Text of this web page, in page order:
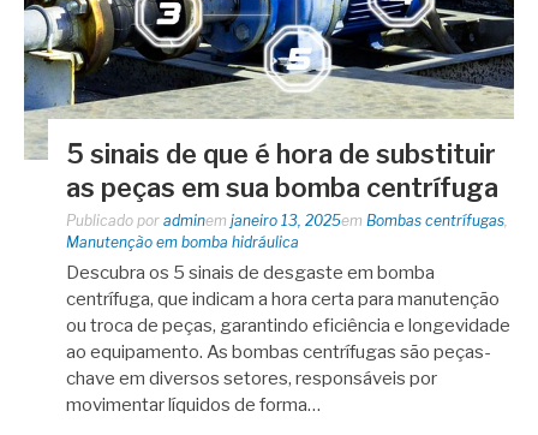
5 sinais de que é hora de substituir
as peças em sua bomba centrífuga
Publicado por adminem janeiro 13, 2025em Bombas centrífugas
Manutenção em bomba hidráulica
Descubra os 5 sinais de desgaste em bomba
centrífuga, que indicam a hora certa para manutenção
ou troca de peças, garantindo eficiência e longevidade
ao equipamento. As bombas centrífugas são peças-
chave em diversos setores, responsáveis por
movimentar líquidos de forma…